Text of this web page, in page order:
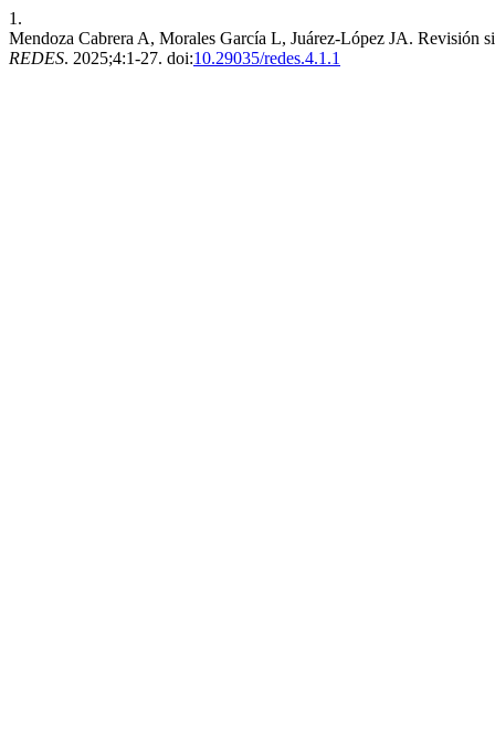
1.
Mendoza Cabrera A, Morales García L, Juárez-López JA. Revisión
REDES. 2025;4:1-27. doi:10.29035/redes.4.1.1